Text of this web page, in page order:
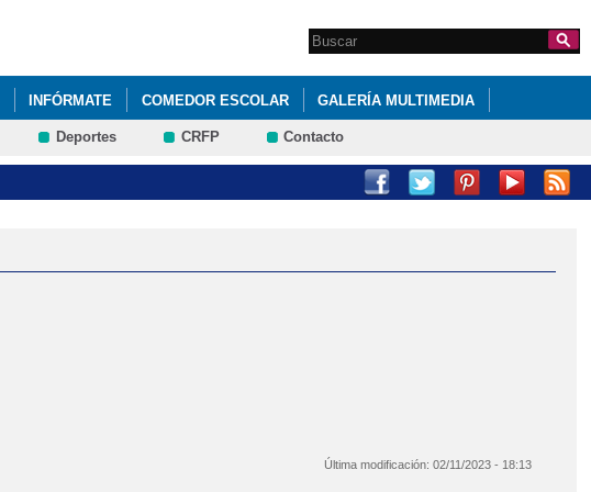
Formulario de
búsqueda
Search this site
INFÓRMATE COMEDOR ESCOLAR GALERÍA MULTIMEDIA
Deportes CRFP Contacto
Última modificación:02/11/2023 - 18:13